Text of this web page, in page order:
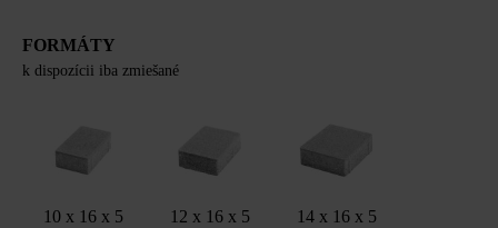
FORMÁTY
k dispozícii iba zmiešané
10 x 16 x 5
12 x 16 x 5
14 x 16 x 5